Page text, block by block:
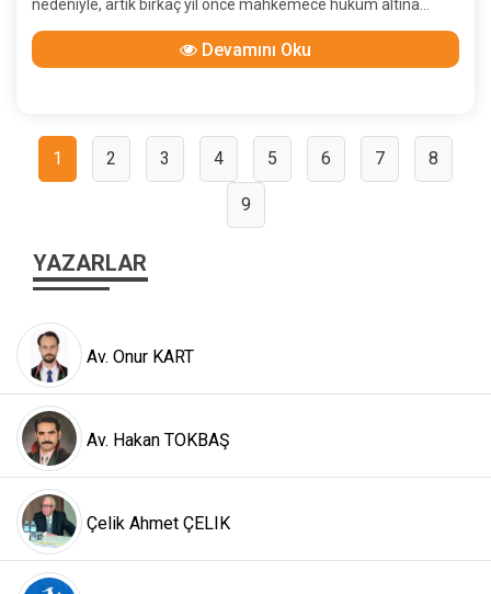
nedeniyle, artık birkaç yıl önce mahkemece hüküm altına
güncellenmesi hak ve adalet ilkeleri gereği
olacaktır.Yazımızda bunun nasıl yapılacağını anlatacağız.
Devamını Oku
1 2 3 4 5 6 7 8
9
YAZARLAR
Av. Onur KART
Av. Hakan TOKBAŞ
Çelik Ahmet ÇELIK